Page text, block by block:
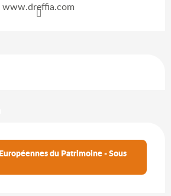
www.dreffia.com
du Patrimoine - Sous